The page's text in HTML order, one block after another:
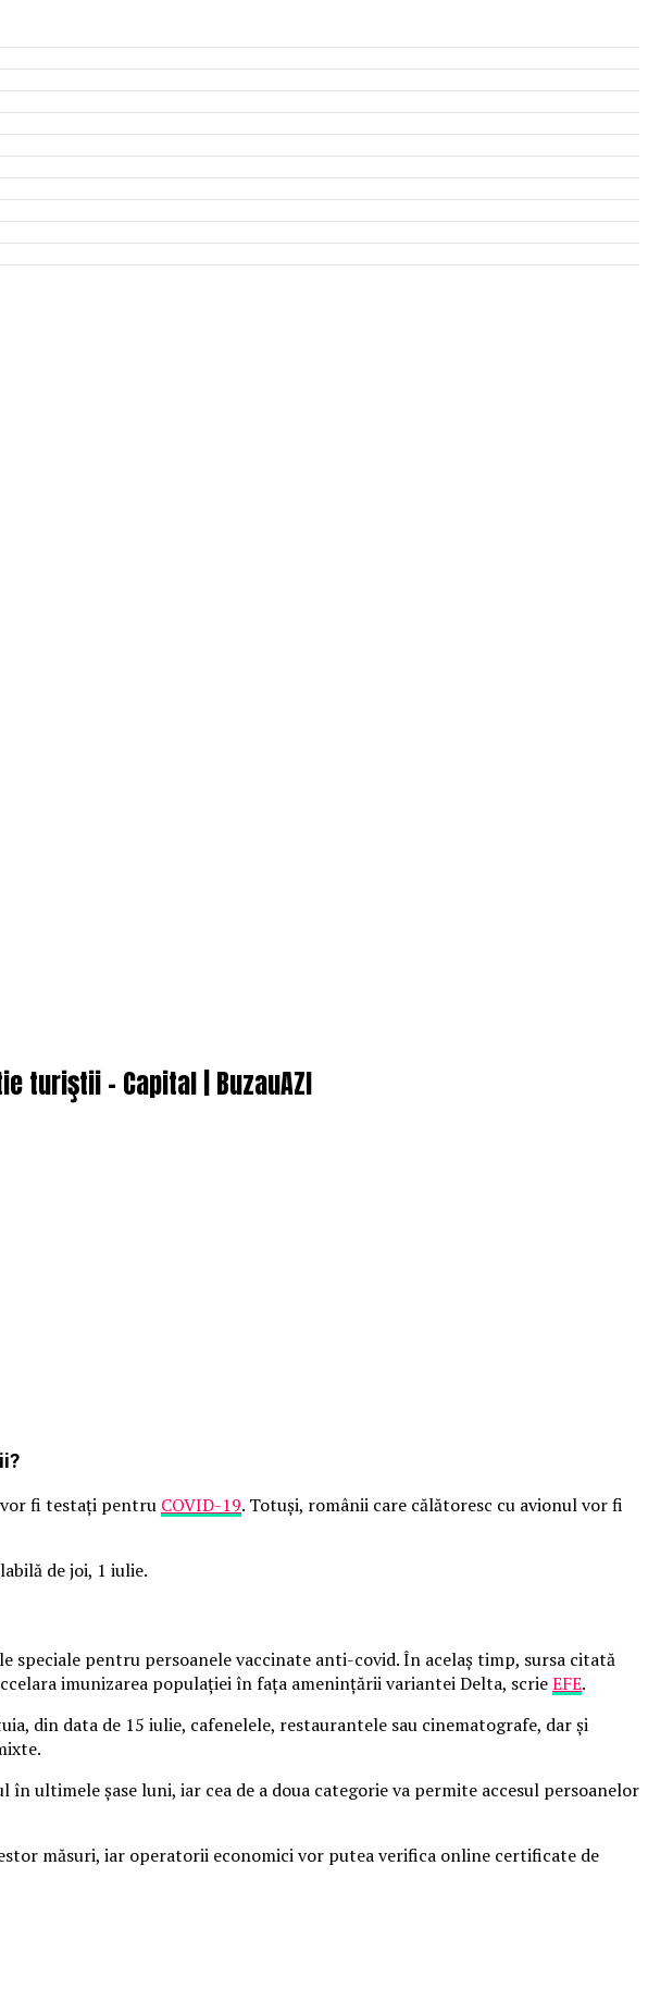
turiştii – Capital | BuzauAZI
fi testați pentru COVID-19. Totuși, românii care călătoresc cu avionul vor fi
de joi, 1 iulie.
speciale pentru persoanele vaccinate anti-covid. În acelaș timp, sursa citată
imunizarea populaţiei în faţa ameninţării variantei Delta, scrieEFE.
din data de 15 iulie, cafenelele, restaurantele sau cinematografe, dar şi
ultimele șase luni, iar cea de a doua categorie va permite accesul persoanelor
măsuri, iar operatorii economici vor putea verifica online certificate de